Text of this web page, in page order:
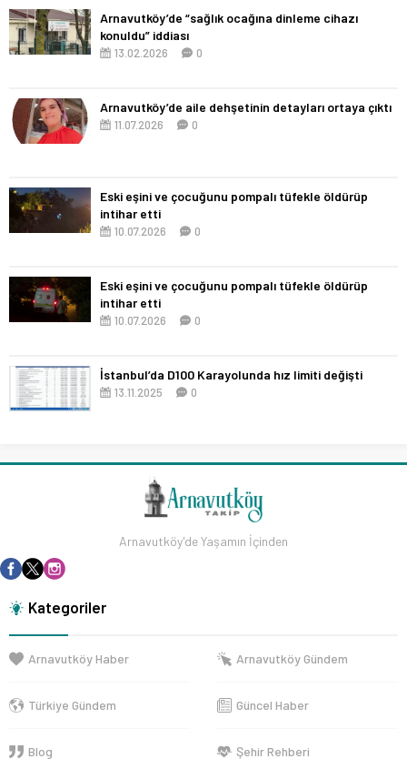
Arnavutköy’de “sağlık ocağına dinleme cihazı
konuldu” iddiası
13.02.2026 0
Arnavutköy’de aile dehşetinin detayları ortaya çıktı
11.07.2026 0
Eski eşini ve çocuğunu pompalı tüfekle öldürüp
intihar etti
10.07.2026 0
Eski eşini ve çocuğunu pompalı tüfekle öldürüp
intihar etti
10.07.2026 0
İstanbul’da D100 Karayolunda hız limiti değişti
13.11.2025 0
Arnavutköy'de Yaşamın İçinden
Kategoriler
Arnavutköy Haber Arnavutköy Gündem
Türkiye Gündem Güncel Haber
Blog Şehir Rehberi